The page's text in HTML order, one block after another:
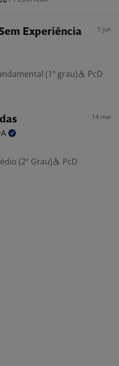
Experiência 5 jun
(1º grau)
PcD
14 mai
(2º Grau)
PcD